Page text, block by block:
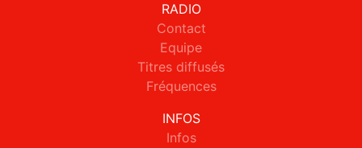
RADIO
Contact
Equipe
Titres diffusés
Fréquences
INFOS
Infos